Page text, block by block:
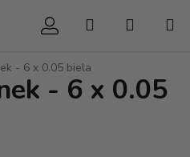
Hľadať
- 6 x 0.05 biela
- 6 x 0.05